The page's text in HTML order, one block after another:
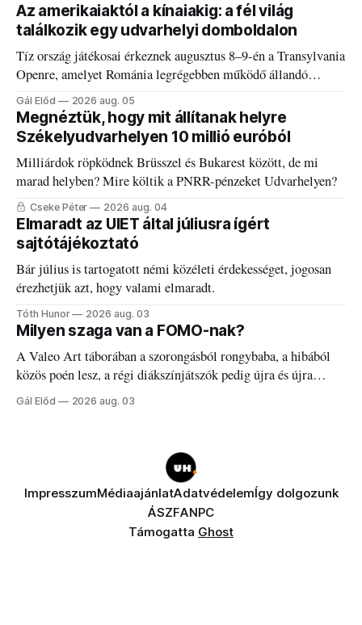
Az amerikaiaktól a kínaiakig: a fél világ
találkozik egy udvarhelyi domboldalon
Tíz ország játékosai érkeznek augusztus 8–9-én a Transylvania
Openre, amelyet Románia legrégebben működő állandó
discgolfpályáján rendeznek meg.
Gál Előd 2026 aug. 05
Megnéztük, hogy mit állítanak helyre
Székelyudvarhelyen 10 millió euróból
Milliárdok röpködnek Brüsszel és Bukarest között, de mi
marad helyben? Mire költik a PNRR-pénzeket Udvarhelyen?
Cseke Péter 2026 aug. 04
Elmaradt az UIET által júliusra ígért
sajtótájékoztató
Bár július is tartogatott némi közéleti érdekességet, jogosan
érezhetjük azt, hogy valami elmaradt.
Tóth Hunor 2026 aug. 03
Milyen szaga van a FOMO-nak?
A Valeo Art táborában a szorongásból rongybaba, a hibából
közös poén lesz, a régi diákszínjátszók pedig újra és újra
visszatalálnak egymáshoz.
Gál Előd 2026 aug. 03
ImpresszumMédiaajánlatAdatvédelemÍgy dolgozunk
ÁSZFANPC
Támogatta Ghost